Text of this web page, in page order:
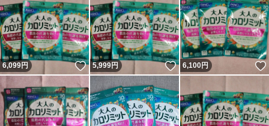
6,099円 いいね！
5,999円 いいね！
6,100円